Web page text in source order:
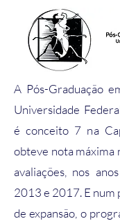
A Pós-Graduação
Universidade
é conceito 7 na
obteve nota máxima
avaliações, nos
2013 e 2017. E num
de expansão, o